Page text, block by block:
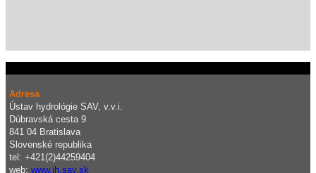
Adresa
Ústav hydrológie SAV, v.v.i.
Dúbravská cesta 9
841 04 Bratislava
Slovenské republika
tel: +421(2)44259404
web: www.ih.sav.sk